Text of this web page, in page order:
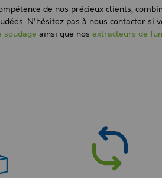
de nos précieux clients,
N'hésitez pas à nous contacter si
soudage ainsi que nos extracteurs de